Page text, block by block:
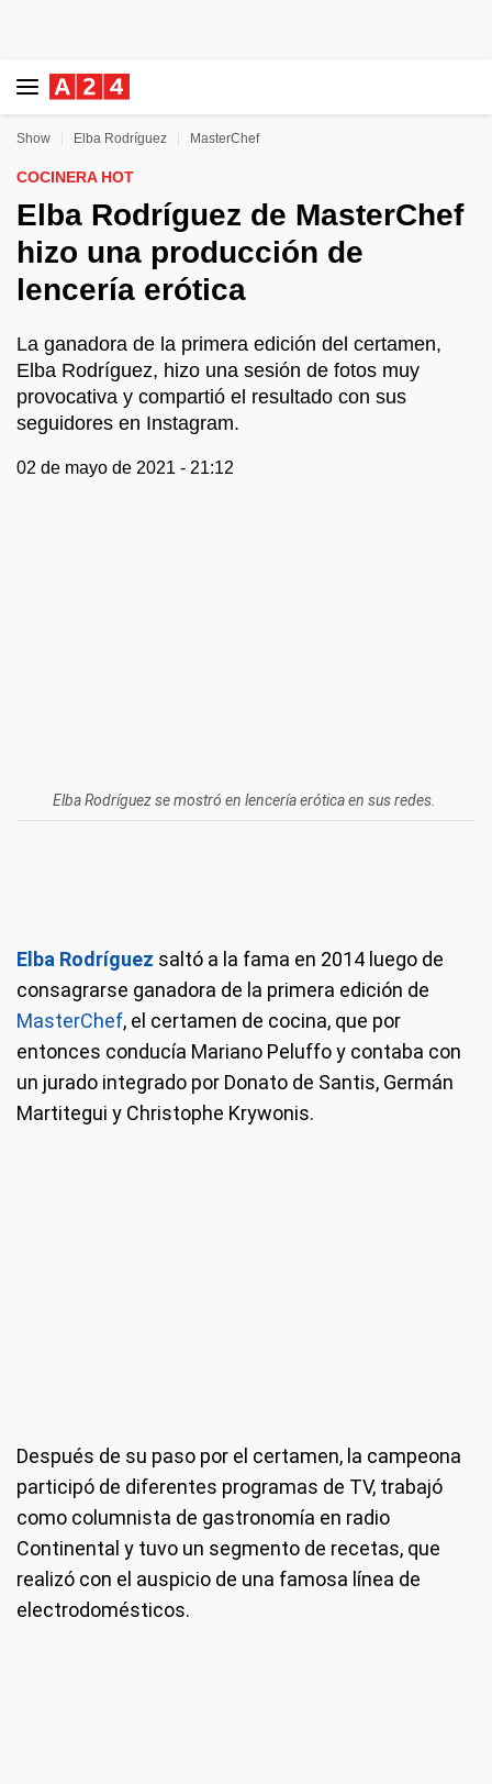
Show Elba Rodríguez MasterChef
COCINERA HOT
Elba Rodríguez de MasterChef
hizo una producción de
lencería erótica
La ganadora de la primera edición del certamen,
Elba Rodríguez, hizo una sesión de fotos muy
provocativa y compartió el resultado con sus
seguidores en Instagram.
02 de mayo de 2021 - 21:12
Elba Rodríguez se mostró en lencería erótica en sus redes.
Elba Rodríguez saltó a la fama en 2014 luego de
consagrarse ganadora de la primera edición de
MasterChef, el certamen de cocina, que por
entonces conducía Mariano Peluffo y contaba con
un jurado integrado por Donato de Santis, Germán
Martitegui y Christophe Krywonis.
Después de su paso por el certamen, la campeona
participó de diferentes programas de TV, trabajó
como columnista de gastronomía en radio
Continental y tuvo un segmento de recetas, que
realizó con el auspicio de una famosa línea de
electrodomésticos.